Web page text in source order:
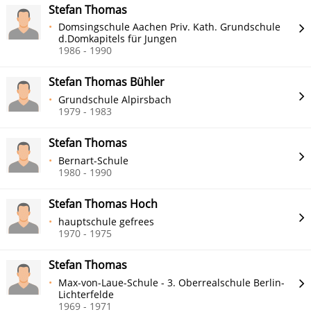
Stefan Thomas
Domsingschule Aachen Priv. Kath. Grundschule
d.Domkapitels für Jungen
1986 - 1990
Stefan Thomas Bühler
Grundschule Alpirsbach
1979 - 1983
Stefan Thomas
Bernart-Schule
1980 - 1990
Stefan Thomas Hoch
hauptschule gefrees
1970 - 1975
Stefan Thomas
Max-von-Laue-Schule - 3. Oberrealschule Berlin-
Lichterfelde
1969 - 1971